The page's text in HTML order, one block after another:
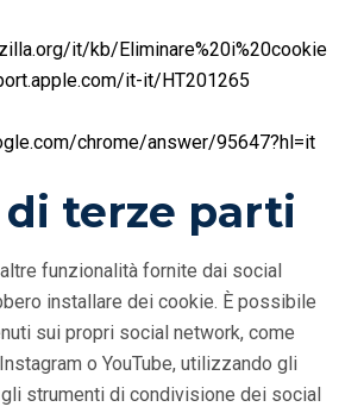
it/kb/Eliminare%20i%20cookie
it-it/HT201265
chrome/answer/95647?hl=it
di terze parti
funzionalità fornite dai social
installare dei cookie. È possibile
sui propri social network, come
o YouTube, utilizzando gli
strumenti di condivisione dei social